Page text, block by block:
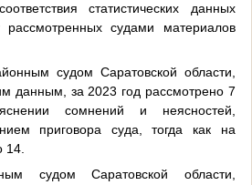
статистических данных
рассмотренных судами материалов
судом Саратовской области,
данным, за 2023 год рассмотрено 7
сомнений и неясностей,
приговора суда, тогда как на
14.
судом Саратовской области,